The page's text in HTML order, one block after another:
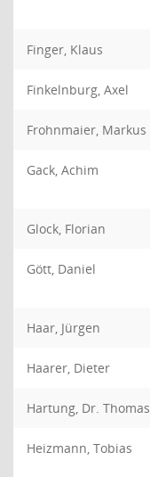
Finger, Klaus
Finkelnburg, Axel
Frohnmaier, Markus
Gack, Achim
Glock, Florian
Gött, Daniel
Haar, Jürgen
Haarer, Dieter
Hartung, Dr. Thomas
Heizmann, Tobias